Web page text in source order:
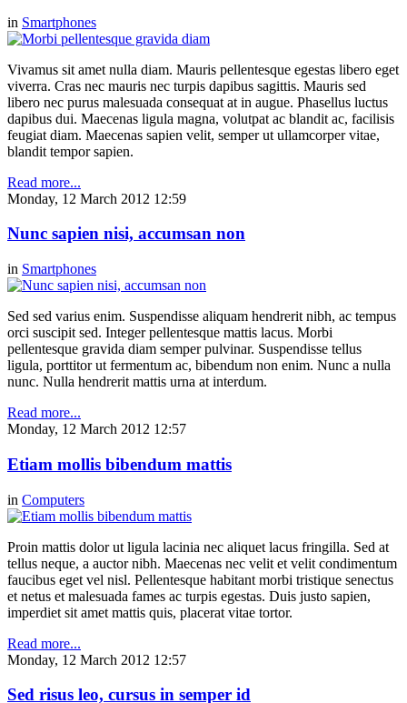
in Smartphones
Vivamus sit amet nulla diam. Mauris pellentesque egestas libero eget
viverra. Cras nec mauris nec turpis dapibus sagittis. Mauris sed
libero nec purus malesuada consequat at in augue. Phasellus luctus
dapibus dui. Maecenas ligula magna, volutpat ac blandit ac, facilisis
feugiat diam. Maecenas sapien velit, semper ut ullamcorper vitae,
blandit tempor sapien.
Read more...
Monday, 12 March 2012 12:59
Nunc sapien nisi, accumsan non
in Smartphones
Sed sed varius enim. Suspendisse aliquam hendrerit nibh, ac tempus
orci suscipit sed. Integer pellentesque mattis lacus. Morbi
pellentesque gravida diam semper pulvinar. Suspendisse tellus
ligula, porttitor ut fermentum ac, bibendum non enim. Nunc a nulla
nunc. Nulla hendrerit mattis urna at interdum.
Read more...
Monday, 12 March 2012 12:57
Etiam mollis bibendum mattis
in Computers
Proin mattis dolor ut ligula lacinia nec aliquet lacus fringilla. Sed at
tellus neque, a auctor nibh. Maecenas nec velit et velit condimentum
faucibus eget vel nisl. Pellentesque habitant morbi tristique senectus
et netus et malesuada fames ac turpis egestas. Duis justo sapien,
imperdiet sit amet mattis quis, placerat vitae tortor.
Read more...
Monday, 12 March 2012 12:57
Sed risus leo, cursus in semper id